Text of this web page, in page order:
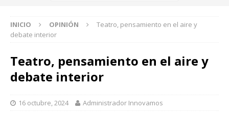
INICIO OPINIÓN
Teatro, pensamiento en el aire y
debate interior
Teatro, pensamiento en el aire y
debate interior
16 octubre, 2024 Administrador Innovamos